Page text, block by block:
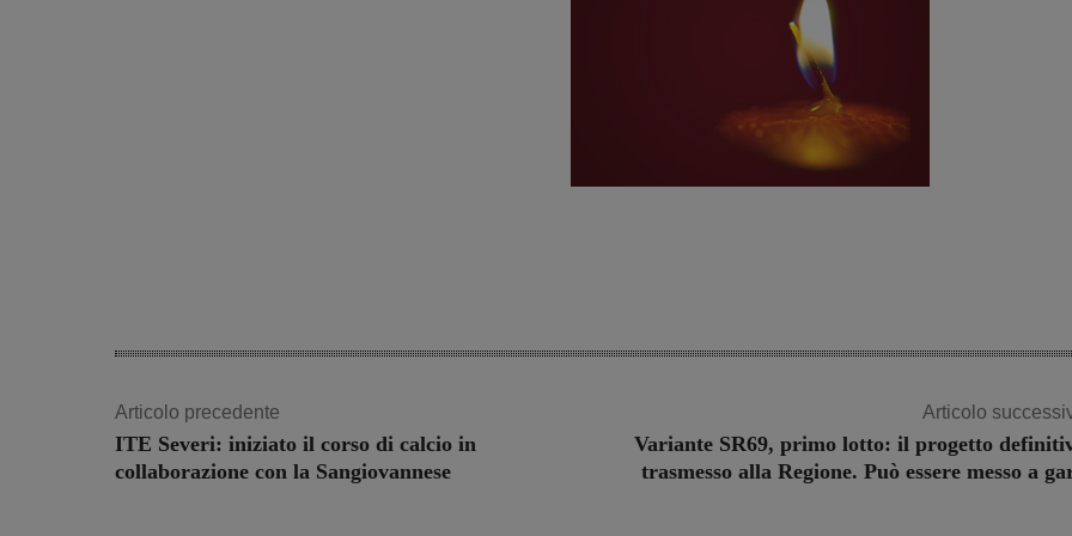
Articolo precedente
ITE Severi: iniziato il corso di calcio in
collaborazione con la Sangiovannese
Articolo
Variante SR69, primo lotto: il progetto
trasmesso alla Regione. Può essere messo a